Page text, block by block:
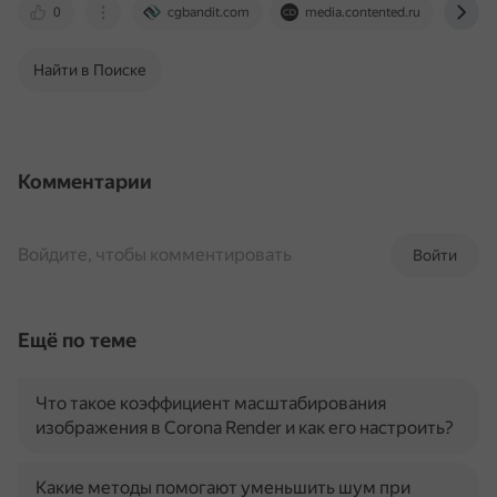
0 cgbandit.com media.contented.ru
Найти в Поиске
Комментарии
Войти
Войдите, чтобы комментировать
Ещё по теме
Что такое коэффициент масштабирования
изображения в Corona Render и как его настроить?
Какие методы помогают уменьшить шум при